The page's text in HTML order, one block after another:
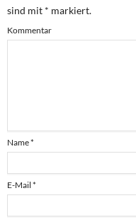
sind mit * markiert.
Kommentar
Name*
E-Mail *